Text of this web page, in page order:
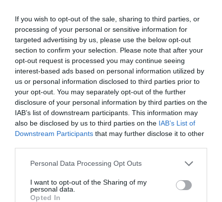
If you wish to opt-out of the sale, sharing to third parties, or
processing of your personal or sensitive information for
targeted advertising by us, please use the below opt-out
section to confirm your selection. Please note that after your
opt-out request is processed you may continue seeing
interest-based ads based on personal information utilized by
us or personal information disclosed to third parties prior to
your opt-out. You may separately opt-out of the further
disclosure of your personal information by third parties on the
IAB’s list of downstream participants. This information may
also be disclosed by us to third parties on the IAB’s List of
Downstream Participants that may further disclose it to other
Please note that this website/app uses one or more Google
not limited to your visit or usage behaviour. You may click to
grant or deny consent to Google and its third-party tags to
Personal Data Processing Opt Outs
I want to opt-out of the Sharing of my
personal data.
Opted In
Az országváltástól sokakat a gyakorlati akadályok tántorítanak el.
Azok körében, akik még nem dolgoztak külföldön, 32 százalék
családi okokat
, 31 százalék a nyelvi nehézségeket
, 24 százalék
pedig abizonytalanságtól való félelmet említette. Minden ötödik
válaszadó egyszerűen úgy látja, számára jobb itthon élni és
dolgozni.
A többség szerint nagy segítség lenne, ha a munkáltatók
segítenének a költözésben is. A külföldi munkára nyitott, de
tapasztalattal még nem rendelkező válaszadók 73 százaléka a
lakhatási támogatásttartaná a legfontosabbnak. Tízből hatan a
vízum- és munkavállalási ügyintézéshez várnának segítséget, 57
Minden második válaszadó szerint a letelepedés utáni betanulási
program is komoly könnyebbséget jelentene.